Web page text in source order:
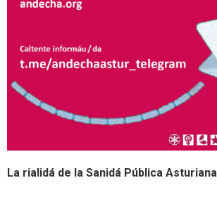
La rialidá de la Sanidá Pública Asturiana